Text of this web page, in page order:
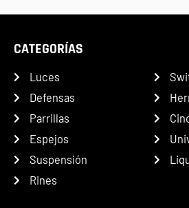
CATEGORÍAS
Luces
Defensas
Parrillas
Espejos
Suspensión
Rines